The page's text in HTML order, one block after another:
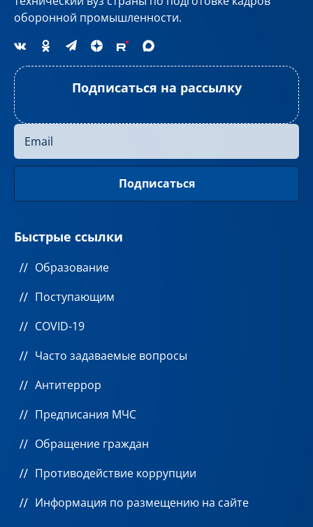
оборонной промышленности.
Подписаться на рассылку
Быстрые ссылки
Образование
Поступающим
COVID-19
Часто задаваемые вопросы
Антитеррор
Предписания МЧС
Обращение граждан
Противодействие коррупции
Информация по размещению на сайте